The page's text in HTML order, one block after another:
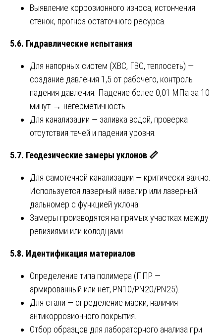
Выявление коррозионного износа, истончения
стенок, прогноз остаточного ресурса.
5.6. Гидравлические испытания
Для напорных систем (ХВС, ГВС, теплосеть) —
создание давления 1,5 от рабочего, контроль
падения давления. Падение более 0,01 МПа за 10
минут → негерметичность.
Для канализации — заливка водой, проверка
отсутствия течей и падения уровня.
5.7. Геодезические замеры уклонов 📏
Для самотечной канализации — критически важно.
Используется лазерный нивелир или лазерный
дальномер с функцией уклона.
Замеры производятся на прямых участках между
ревизиями или колодцами.
5.8. Идентификация материалов
Определение типа полимера (ППР —
армированный или нет, PN10/PN20/PN25).
Для стали — определение марки, наличия
антикоррозионного покрытия.
Отбор образцов для лабораторного анализа при